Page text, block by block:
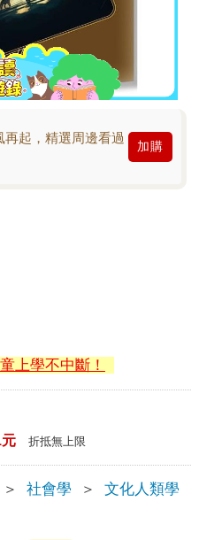
起，精選周邊看過
加購
上學不中斷！
折抵無上限
＞ 社會學 ＞ 文化人類學